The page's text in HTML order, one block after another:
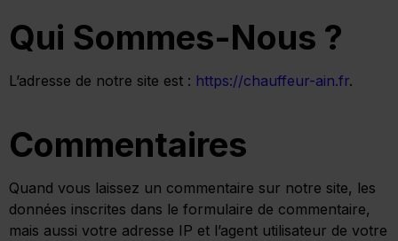
Qui Sommes-Nous ?
L’adresse de notre site est : https://chauffeur-ain.fr.
Commentaires
Quand vous laissez un commentaire sur notre site, les
données inscrites dans le formulaire de commentaire,
mais aussi votre adresse IP et l’agent utilisateur de votre